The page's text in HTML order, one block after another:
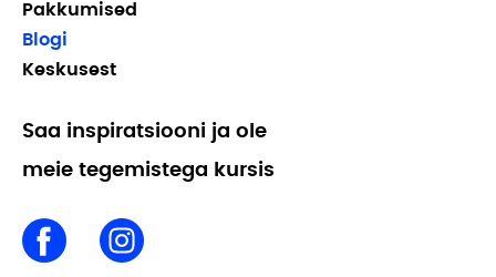
Pakkumised
Blogi
Keskusest
Saa inspiratsiooni ja ole
meie tegemistega kursis